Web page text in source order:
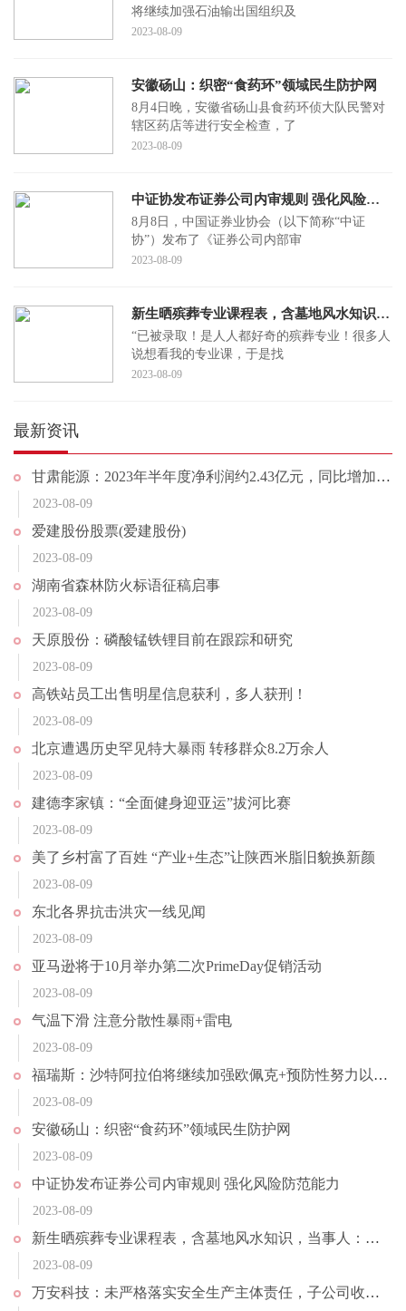
将继续加强石油输出国组织及
2023-08-09
安徽砀山：织密“食药环”领域民生防护网
8月4日晚，安徽省砀山县食药环侦大队民警对
辖区药店等进行安全检查，了
2023-08-09
中证协发布证券公司内审规则 强化风险防范能力
8月8日，中国证券业协会（以下简称“中证
协”）发布了《证券公司内部审
2023-08-09
新生晒殡葬专业课程表，含墓地风水知识，当事人：建议不要冲动报考
“已被录取！是人人都好奇的殡葬专业！很多人
说想看我的专业课，于是找
2023-08-09
最新资讯
甘肃能源：2023年半年度净利润约2.43亿元，同比增加66.18%
2023-08-09
爱建股份股票(爱建股份)
2023-08-09
湖南省森林防火标语征稿启事
2023-08-09
天原股份：磷酸锰铁锂目前在跟踪和研究
2023-08-09
高铁站员工出售明星信息获利，多人获刑！
2023-08-09
北京遭遇历史罕见特大暴雨 转移群众8.2万余人
2023-08-09
建德李家镇：“全面健身迎亚运”拔河比赛
2023-08-09
美了乡村富了百姓 “产业+生态”让陕西米脂旧貌换新颜
2023-08-09
东北各界抗击洪灾一线见闻
2023-08-09
亚马逊将于10月举办第二次PrimeDay促销活动
2023-08-09
气温下滑 注意分散性暴雨+雷电
2023-08-09
福瑞斯：沙特阿拉伯将继续加强欧佩克+预防性努力以支持市场稳定
2023-08-09
安徽砀山：织密“食药环”领域民生防护网
2023-08-09
中证协发布证券公司内审规则 强化风险防范能力
2023-08-09
新生晒殡葬专业课程表，含墓地风水知识，当事人：建议不要冲动报考
2023-08-09
万安科技：未严格落实安全生产主体责任，子公司收行政处罚决定书